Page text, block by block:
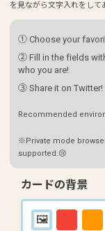
を見ながら文字入れをして
① Choose your
② Fill in the fields
who you are!
③ Share it on
Recommended
※Private mode
supported.😢
カードの背景